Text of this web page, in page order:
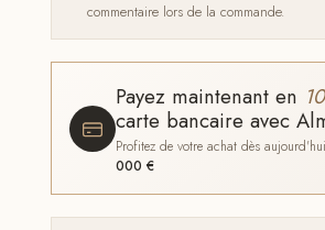
commentaire lors de la commande.
Payez maintenant en
carte bancaire avec
Profitez de votre achat dès
000 €